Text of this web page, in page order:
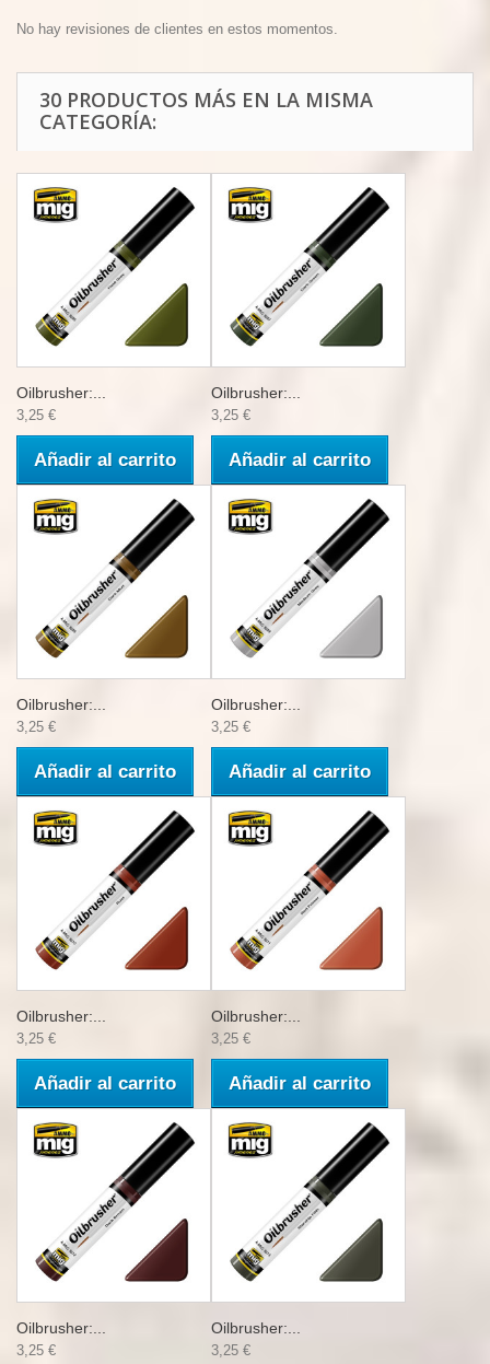
No hay revisiones de clientes en estos momentos.
30 PRODUCTOS MÁS EN LA MISMA
CATEGORÍA:
Oilbrusher:...
3,25 €
Añadir al carrito
Oilbrusher:...
3,25 €
Añadir al carrito
Oilbrusher:...
3,25 €
Añadir al carrito
Oilbrusher:...
3,25 €
Añadir al carrito
Oilbrusher:...
3,25 €
Añadir al carrito
Oilbrusher:...
3,25 €
Añadir al carrito
Oilbrusher:...
3,25 €
Oilbrusher:...
3,25 €